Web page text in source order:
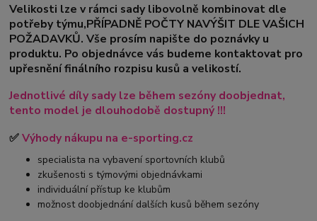
Velikosti lze v rámci sady libovolně kombinovat dle
potřeby týmu,PŘÍPADNĚ POČTY NAVÝŠIT DLE VAŠICH
POŽADAVKŮ. Vše prosím napište do poznávky u
produktu. Po objednávce vás budeme kontaktovat pro
upřesnění finálního rozpisu kusů a velikostí.
Jednotlivé díly sady lze během sezóny doobjednat,
tento model je dlouhodobě dostupný !!!
✅Výhody nákupu na e-sporting.cz
specialista na vybavení sportovních klubů
zkušenosti s týmovými objednávkami
individuální přístup ke klubům
možnost doobjednání dalších kusů během sezóny